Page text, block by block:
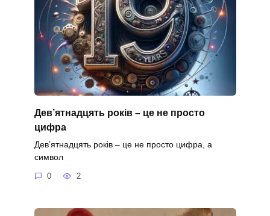
Дев’ятнадцять років – це не просто
цифра
Дев’ятнадцять років – це не просто цифра, а
символ
0 2